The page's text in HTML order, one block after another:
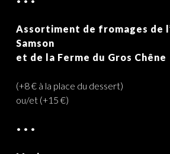
Assortiment de fromages de
Samson
et de la Ferme du Gros Chêne
(+8 € à la place du dessert)
ou/et (+15 €)
• • •